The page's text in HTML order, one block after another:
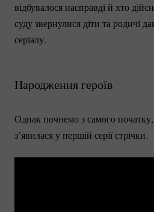
відбувалося насправді й хто
суду звернулися діти та родичі
серіалу.
Народження героїв
Однак почнемо з самого
з’явилася у першій серії стрічки.